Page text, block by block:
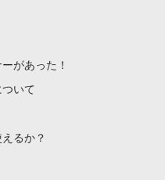
があった！
いて
るか？